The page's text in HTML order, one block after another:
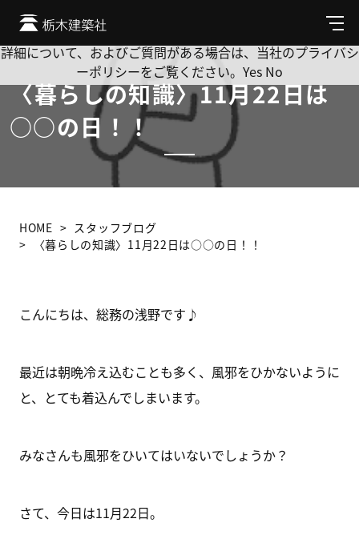
メ
ニ
ュ
〈暮らしの知識〉11月22日は
○○の日！！
HOME
スタッフブログ
〈暮らしの知識〉11月22日は○○の日！！
こんにちは、総務の浅野です♪
最近は朝晩冷え込むことも多く、風邪をひかないように
と、とても着込んでしまいます。
みなさんも風邪をひいてはいないでしょうか？
さて、今日は11月22日。
Cookie を使用して、お客様の活動を追跡してもよろしいです
か? 当社ではお客様のプライバシーを極めて重視しています。
詳細について、およびご質問がある場合は、当社のプライバシ
ーポリシーをご覧ください。 Yes No